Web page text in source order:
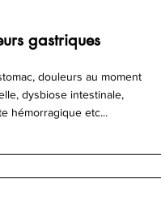
gastriques
douleurs au moment
dysbiose intestinale,
hémorragique etc...